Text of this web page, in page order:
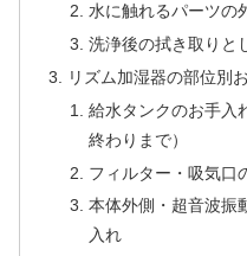
水に触れるパーツの
洗浄後の拭き取りと
リズム加湿器の部位別
給水タンクのお手入
終わりまで）
フィルター・吸気口
本体外側・超音波振
入れ